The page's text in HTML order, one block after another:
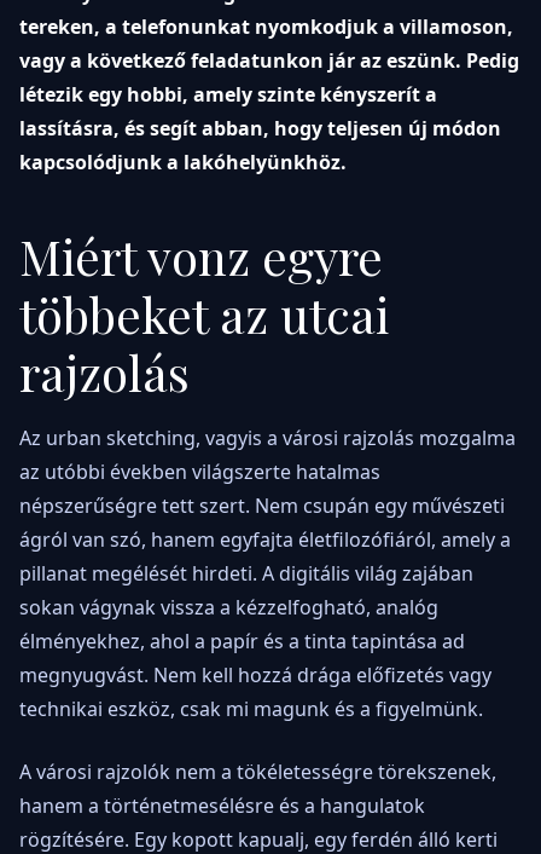
tereken, a telefonunkat nyomkodjuk a villamoson,
vagy a következő feladatunkon jár az eszünk. Pedig
létezik egy hobbi, amely szinte kényszerít a
lassításra, és segít abban, hogy teljesen új módon
kapcsolódjunk a lakóhelyünkhöz.
Miért vonz egyre
többeket az utcai
rajzolás
Az urban sketching, vagyis a városi rajzolás mozgalma
az utóbbi években világszerte hatalmas
népszerűségre tett szert. Nem csupán egy művészeti
ágról van szó, hanem egyfajta életfilozófiáról, amely a
pillanat megélését hirdeti. A digitális világ zajában
sokan vágynak vissza a kézzelfogható, analóg
élményekhez, ahol a papír és a tinta tapintása ad
megnyugvást. Nem kell hozzá drága előfizetés vagy
technikai eszköz, csak mi magunk és a figyelmünk.
A városi rajzolók nem a tökéletességre törekszenek,
hanem a történetmesélésre és a hangulatok
rögzítésére. Egy kopott kapualj, egy ferdén álló kerti